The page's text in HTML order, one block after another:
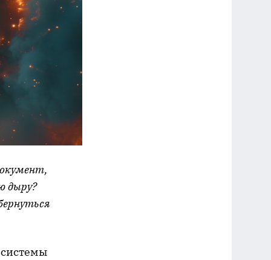
дыру?